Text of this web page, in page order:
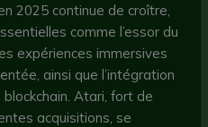
2025 continue de croître,
comme l’essor du
expériences immersives
ainsi que l’intégration
Atari, fort de
acquisitions, se